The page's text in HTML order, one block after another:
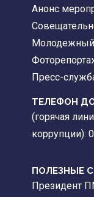
Анонс
Молодежный
Пресс-
ТЕЛЕФОН
(горячая
коррупции):
ПОЛЕЗНЫЕ
Президент